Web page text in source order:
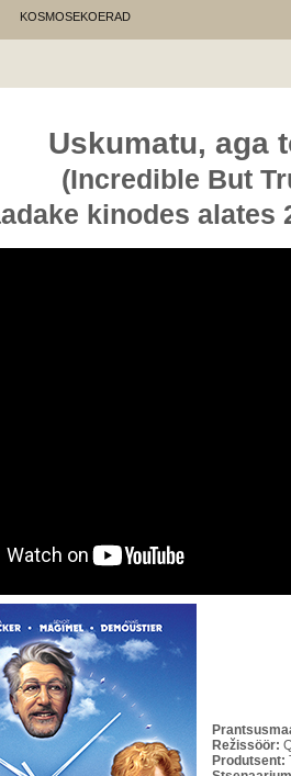
KOSMOSEKOERAD
Uskumatu, aga
(Incredible But
kinodes alates
Režissöör:
Produtsent: